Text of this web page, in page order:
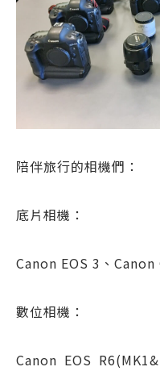
陪伴旅行的相機們：
底片相機：
Canon EOS 3、Canon
數位相機：
Canon EOS